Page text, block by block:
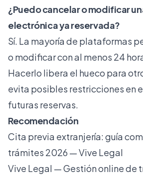
¿Puedo cancelar o modificar
electrónica ya reservada?
Sí. La mayoría de plataformas
o modificar con al menos 24
Hacerlo libera el hueco para
evita posibles restricciones en
futuras reservas.
Recomendación
Cita previa extranjería: guía
trámites 2026 — Vive Legal
Vive Legal — Gestión online de